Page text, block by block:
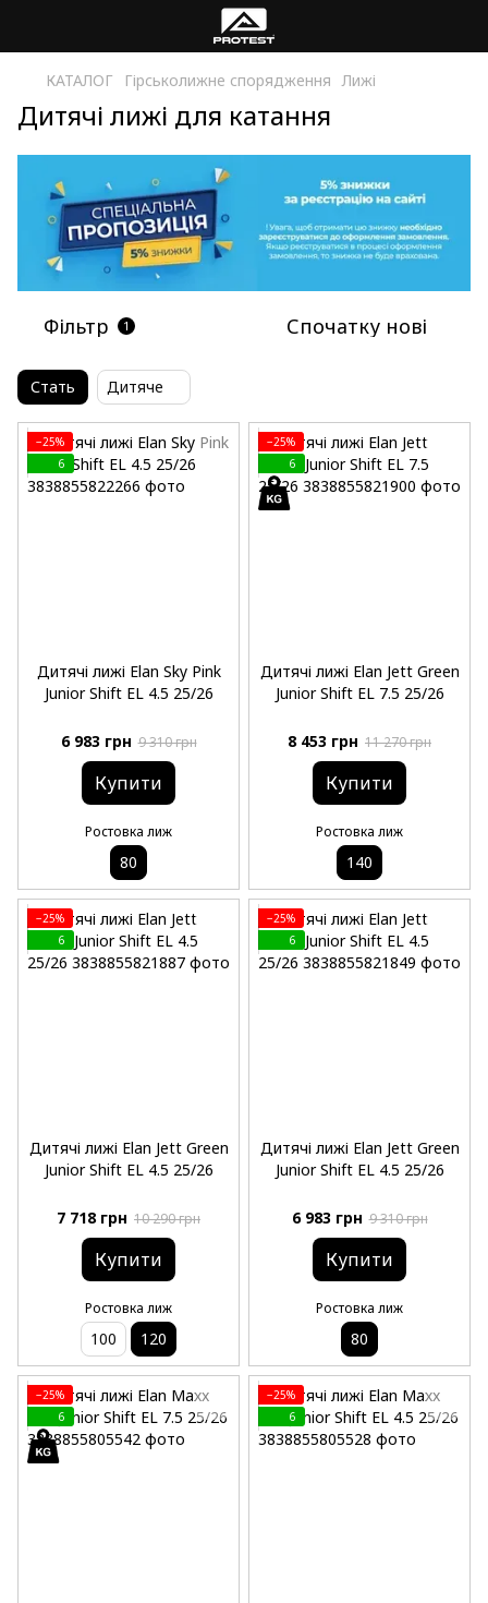
КАТАЛОГ Гірськолижне спорядження Лижі
Дитячі лижі для катання
Фільтр 1 Спочатку нові
Стать Дитяче
−25%
6
Дитячі лижі Elan Sky Pink
Junior Shift EL 4.5 25/26
6 983 грн 9 310 грн
Купити
Ростовка лиж
80
−25%
6
Дитячі лижі Elan Jett Green
Junior Shift EL 7.5 25/26
8 453 грн 11 270 грн
Купити
Ростовка лиж
140
−25%
6
Дитячі лижі Elan Jett Green
Junior Shift EL 4.5 25/26
7 718 грн 10 290 грн
Купити
Ростовка лиж
100 120
−25%
6
Дитячі лижі Elan Jett Green
Junior Shift EL 4.5 25/26
6 983 грн 9 310 грн
Купити
Ростовка лиж
80
−25%
6
−25%
6